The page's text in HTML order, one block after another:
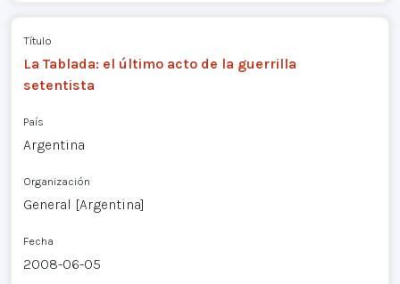
Título
La Tablada: el último acto de la guerrilla
setentista
País
Argentina
Organización
General [Argentina]
Fecha
2008-06-05